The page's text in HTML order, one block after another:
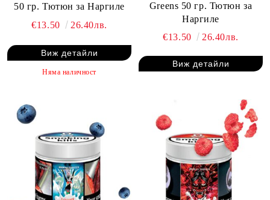
50 гр. Тютюн за Наргиле
€13.50
26.40лв.
Виж детайли
Няма наличност
Greens 50 гр. Тютюн за
Наргиле
€13.50
26.40лв.
Виж детайли